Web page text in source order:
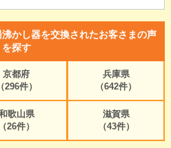
かし器を交換されたお客さまの声
を探す
京都府
（296件）
兵庫県
（642件）
歌山県
（26件）
滋賀県
（43件）